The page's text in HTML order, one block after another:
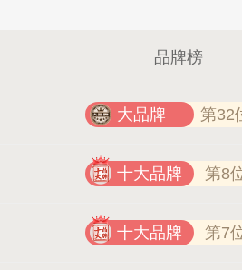
品牌榜
大品牌 第32
十大品牌 第8
十大品牌 第7